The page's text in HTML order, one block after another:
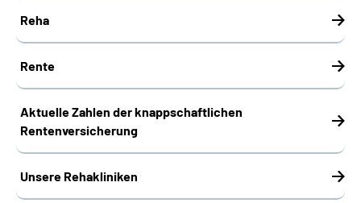
Reha
Rente
Aktuelle Zahlen der knappschaftlichen
Rentenversicherung
Unsere Rehakliniken